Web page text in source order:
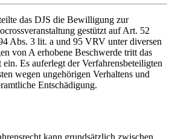
das DJS die Bewilligung zur
gestützt auf Art. 52
Abs. 3 lit. a und 95 VRV unter diversen
von A erhobene Beschwerde tritt das
Es auferlegt der Verfahrensbeteiligten
wegen ungehörigen Verhaltens und
Entschädigung.